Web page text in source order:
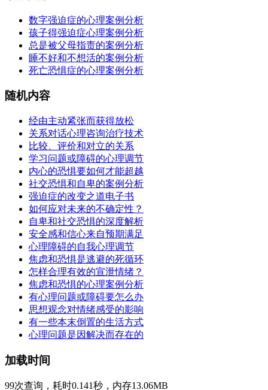
数字强迫症的心理案例分析
孩子得强迫症心理案例分析
总是被父母指责的案例分析
睡不好和不想活的案例分析
死亡恐惧症的心理案例分析
随机内容
经由主动紧张而获得放松
关系对话心理咨询治疗技术
比较、评价和对立的关系
学习问题或障碍的心理调节
内心的恐惧要如何才能超越
社交恐惧和自卑的案例分析
强迫症的改变之道电子书
如何应对未来的不确定性？
自卑和社交恐惧的深度解析
安全感和信心来自预期满足
心理障碍的自我心理调节
焦虑和恐惧是逃避的死循环
怎样合理有效的宣泄情绪？
焦虑和恐惧的心理案例分析
有心理问题或障碍要怎么办
思想观念对情绪感受的影响
有一些本末倒置的生活方式
心理问题是因解决而存在的
加载时间
99次查询，耗时0.141秒，内存13.06MB